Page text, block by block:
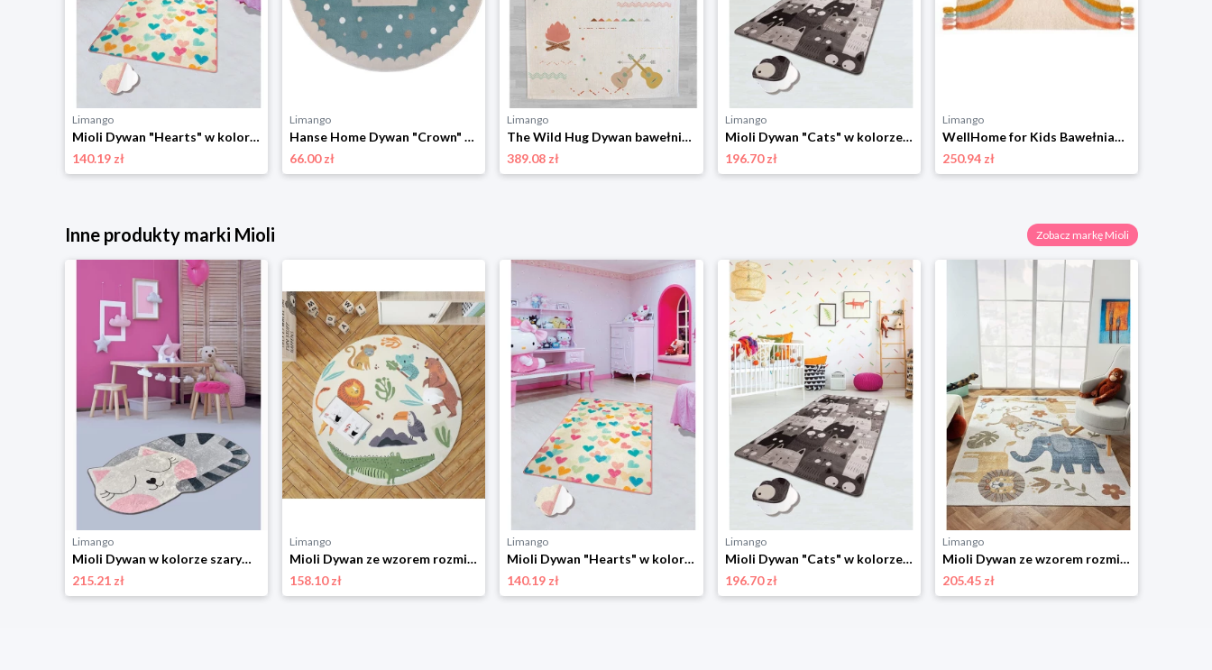
Limango
Mioli Dywan "Hearts" w kolorze kremowo-jasnoróżowo-niebieskim rozmiar: 100x200 cm
140.19 zł
Limango
Hanse Home Dywan "Crown" w kolorze niebiesko-kremowym rozmiar: 100 cm
66.00 zł
Limango
The Wild Hug Dywan bawełniany w kolorze kremowym ze wzorem - 190 x 135 cm rozmiar: onesize
389.08 zł
Limango
Mioli Dywan "Cats" w kolorze szaro-białym rozmiar: 100x160 cm
196.70 zł
Limango
WellHome for Kids Bawełniany dywan w kolorze kremowym ze wzorem rozmiar: onesize
250.94 zł
Inne produkty marki Mioli Zobacz markę Mioli
Limango
Mioli Dywan w kolorze szarym rozmiar: 100x160 cm
215.21 zł
Limango
Mioli Dywan ze wzorem rozmiar: 140x140 cm
158.10 zł
Limango
Mioli Dywan "Hearts" w kolorze kremowo-jasnoróżowo-niebieskim rozmiar: 100x200 cm
140.19 zł
Limango
Mioli Dywan "Cats" w kolorze szaro-białym rozmiar: 100x160 cm
196.70 zł
Limango
Mioli Dywan ze wzorem rozmiar: 120x180 cm
205.45 zł